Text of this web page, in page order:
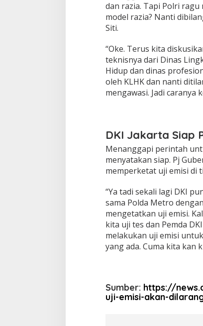
dan razia. Tapi Polri
model razia? Nanti
Siti.
“Oke. Terus kita
teknisnya dari Dinas
Hidup dan dinas
oleh KLHK dan nanti
mengawasi. Jadi
DKI Jakarta Siap
Menanggapi perintah
menyatakan siap. Pj
memperketat uji emisi di
“Ya tadi sekali lagi DKI
sama Polda Metro
mengetatkan uji emisi.
kita uji tes dan Pemda
melakukan uji emisi
yang ada. Cuma kita kan
Sumber: https://
uji-emisi-akan-